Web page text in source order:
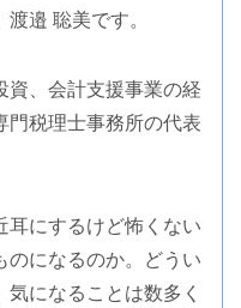
邉 聡美です。
資、会計支援事業の経
門税理士事務所の代表
耳にするけど怖くない
のになるのか。どうい
になることは数多く